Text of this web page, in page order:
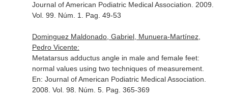
Journal of American Podiatric Medical Association . 2009.
Vol. 99. Núm. 1. Pag. 49-53
Dominguez Maldonado, Gabriel, Munuera-Martínez,
Pedro Vicente:
Metatarsus adductus angle in male and female feet:
normal values using two techniques of measurement.
En: Journal of American Podiatric Medical Association
2008. Vol. 98. Núm. 5. Pag. 365-369